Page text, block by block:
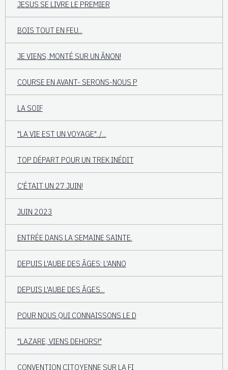
JESUS SE LIVRE LE PREMIER
BOIS TOUT EN FEU...
JE VIENS, MONTÉ SUR UN ÂNON!
COURSE EN AVANT- SERONS-NOUS P
LA SOIF
"LA VIE EST UN VOYAGE"../...
TOP DÉPART POUR UN TREK INÉDIT
C'ÉTAIT UN 27 JUIN!
JUIN 2023
ENTRÉE DANS LA SEMAINE SAINTE.
DEPUIS L'AUBE DES ÂGES: L'ANNO
DEPUIS L'AUBE DES ÂGES...
POUR NOUS QUI CONNAISSONS LE D
"LAZARE, VIENS DEHORS!"
CONVENTION CITOYENNE SUR LA FI